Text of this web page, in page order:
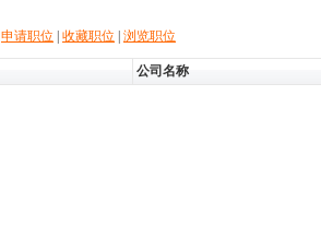
申请职位 收藏职位 浏览职位
公司名称